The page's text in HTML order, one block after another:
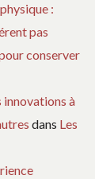
:
pas
conserver
innovations à
dans Les